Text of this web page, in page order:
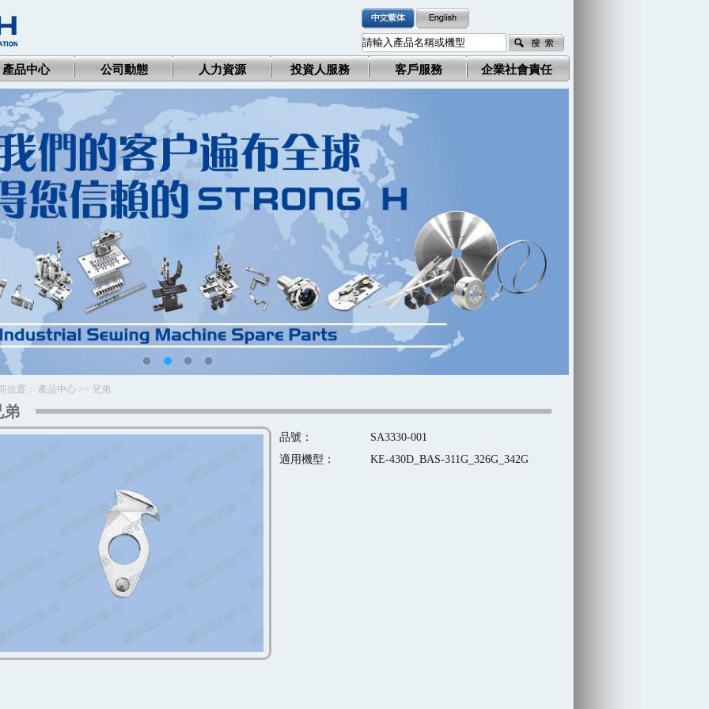
產品中心 公司動態 人力資源 投資人服務 客戶服務 企業社會責任
位置： 產品中心 >> 兄弟
弟
品號：
SA3330-001
適用機型：
KE-430D_BAS-311G_326G_342G